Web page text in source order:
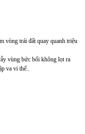
vòng trái đất quay quanh triệu
vùng bức bối không lọt ra
va vi thể..